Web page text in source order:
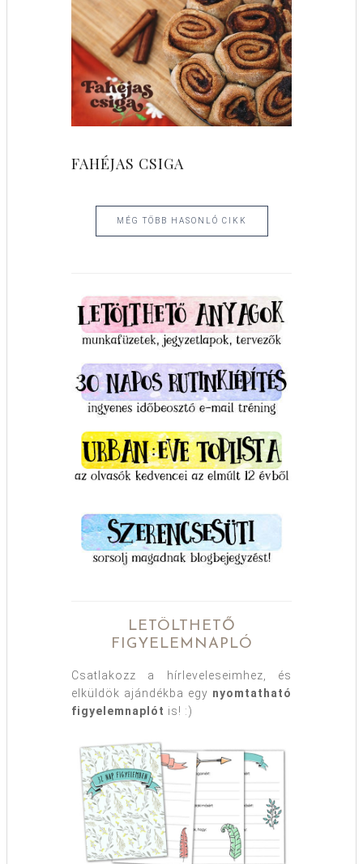
FAHÉJAS CSIGA
MÉG TÖBB HASONLÓ CIKK
LETÖLTHETŐ
FIGYELEMNAPLÓ
Csatlakozz a hírleveleseimhez, és
elküldök ajándékba egy nyomtatható
figyelemnaplót is! :)